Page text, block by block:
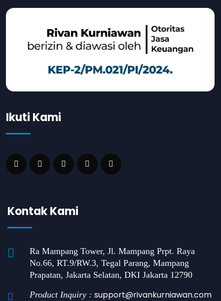
Ikuti Kami
Kontak Kami
Ra Mampang Tower, Jl. Mampang Prpt. Raya
No.66, RT.9/RW.3, Tegal Parang, Mampang
Prapatan, Jakarta Selatan, DKI Jakarta 12790
Product Inquiry : support@rivankurniawan.com